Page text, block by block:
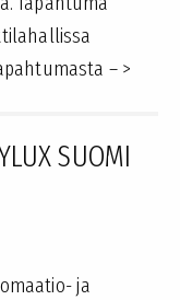
– >
SUOMI
ja